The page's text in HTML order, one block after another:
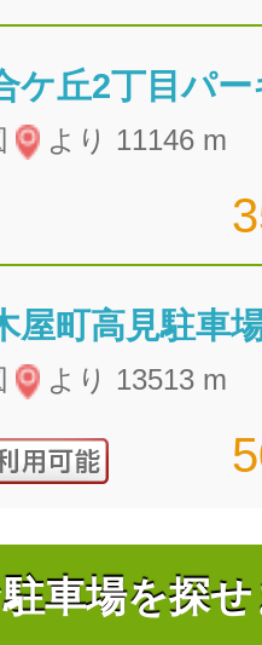
ケ丘2丁目パ
より 11146 m
屋町高見駐車
より 13513 m
車場を探